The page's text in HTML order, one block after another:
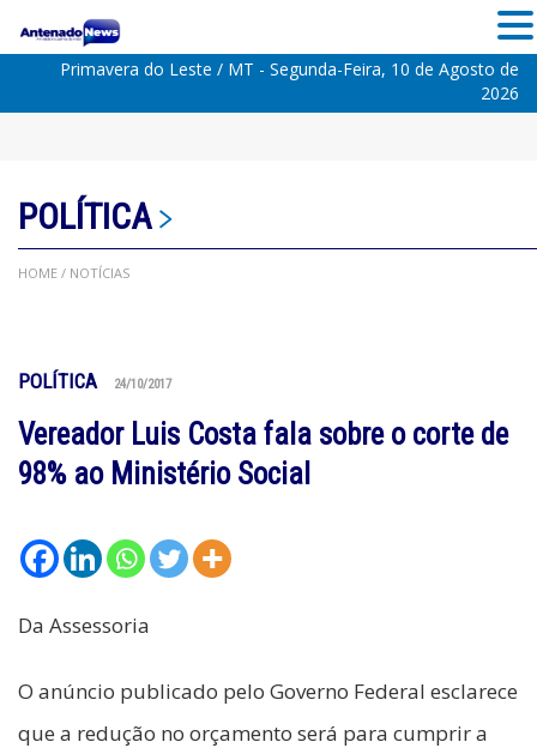
Primavera do Leste / MT - Segunda-Feira, 10 de Agosto de
2026
POLÍTICA
HOME / NOTÍCIAS
POLÍTICA 24/10/2017
Vereador Luis Costa fala sobre o corte de
98% ao Ministério Social
Da Assessoria
O anúncio publicado pelo Governo Federal esclarece
que a redução no orçamento será para cumprir a